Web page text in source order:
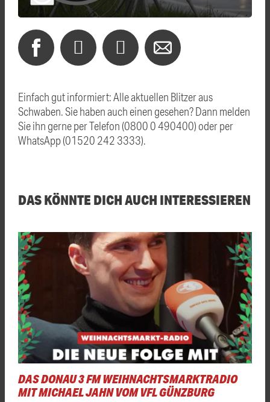
Einfach gut informiert: Alle aktuellen Blitzer aus
Schwaben. Sie haben auch einen gesehen? Dann melden
Sie ihn gerne per Telefon (0800 0 490400) oder per
WhatsApp (01520 242 3333).
DAS KÖNNTE DICH AUCH INTERESSIEREN
DAS DONAU 3 FM WEIHNACHTSMARKTRADIO
MIT MICHAEL JAHN VOM VFL GÜNZBURG